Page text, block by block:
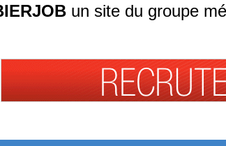
un site du groupe